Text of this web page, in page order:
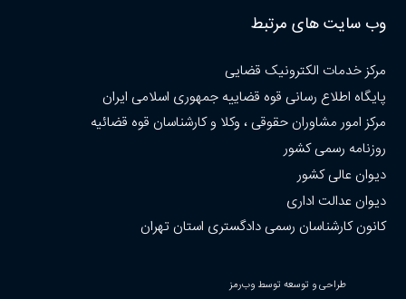
وب سایت های مرتبط
مرکز خدمات الکترونیک قضایی
پایگاه اطلاع رسانی قوه قضاییه جمهوری اسلامی ایران
مرکز امور مشاوران حقوقی ، وکلا و کارشناسان قوه قضائیه
روزنامه رسمی کشور
دیوان عالی کشور
دیوان عدالت اداری
کانون کارشناسان رسمی دادگستری استان تهران
طراحی و توسعه توسط وب‌رمز